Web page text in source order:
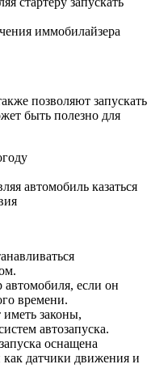
иммобилайзера
позволяют запускать
быть полезно для
автомобиль казаться
автомобиля, если он
времени.
законы,
автозапуска.
оснащена
датчики движения и